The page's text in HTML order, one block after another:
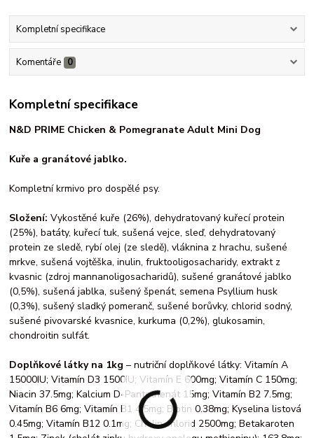
Kompletní specifikace
Komentáře 0
Kompletní specifikace
N&D PRIME Chicken & Pomegranate Adult Mini Dog
Kuře a granátové jablko.
Kompletní krmivo pro dospělé psy.
Složení: Vykostěné kuře (26%), dehydratovaný kuřecí protein
(25%), batáty, kuřecí tuk, sušená vejce, sleď, dehydratovaný
protein ze sledě, rybí olej (ze sledě), vláknina z hrachu, sušené
mrkve, sušená vojtěška, inulin, fruktooligosacharidy, extrakt z
kvasnic (zdroj mannanoligosacharidů), sušené granátové jablko
(0,5%), sušená jablka, sušený špenát, semena Psyllium husk
(0,3%), sušený sladký pomeranč, sušené borůvky, chlorid sodný,
sušené pivovarské kvasnice, kurkuma (0,2%), glukosamin,
chondroitin sulfát.
Doplňkové látky na 1kg – nutriční doplňkové látky: Vitamín A
15000IU; Vitamín D3 1500IU; Vitamín E 600mg; Vitamín C 150mg;
Niacin 37.5mg; Kalcium D-Pantothenát 15mg; Vitamín B2 7.5mg;
Vitamín B6 6mg; Vitamín B1 4.5mg; Biotin 0.38mg; Kyselina listová
0.45mg; Vitamín B12 0.1mg; Cholin chlorid 2500mg; Betakaroten